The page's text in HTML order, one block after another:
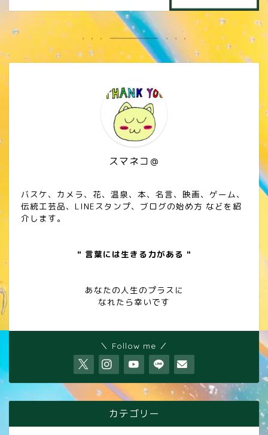
スマネコ＠
バスケ、カメラ、花、温泉、本、名言、映画、ゲーム、
伝統工芸品、LINEスタンプ、ブログの始め方 などを紹
介します。
" 言葉には生きる力がある "
あなたの人生のプラスに
なれたら幸いです
＼ Follow me ／
カテゴリー